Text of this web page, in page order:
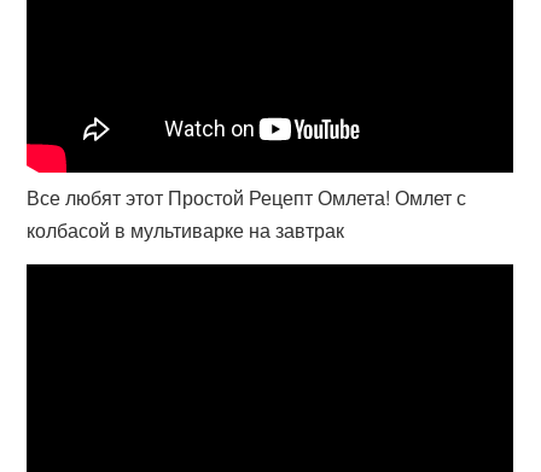
Все любят этот Простой Рецепт Омлета! Омлет с
колбасой в мультиварке на завтрак